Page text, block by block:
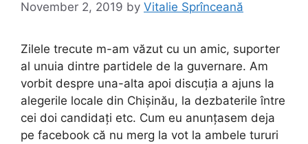
November 2, 2019 by Vitalie Sprînceană
Zilele trecute m-am văzut cu un amic, suporter
al unuia dintre partidele de la guvernare. Am
vorbit despre una-alta apoi discuția a ajuns la
alegerile locale din Chișinău, la dezbaterile între
cei doi candidați etc. Cum eu anunțasem deja
pe facebook că nu merg la vot la ambele tururi